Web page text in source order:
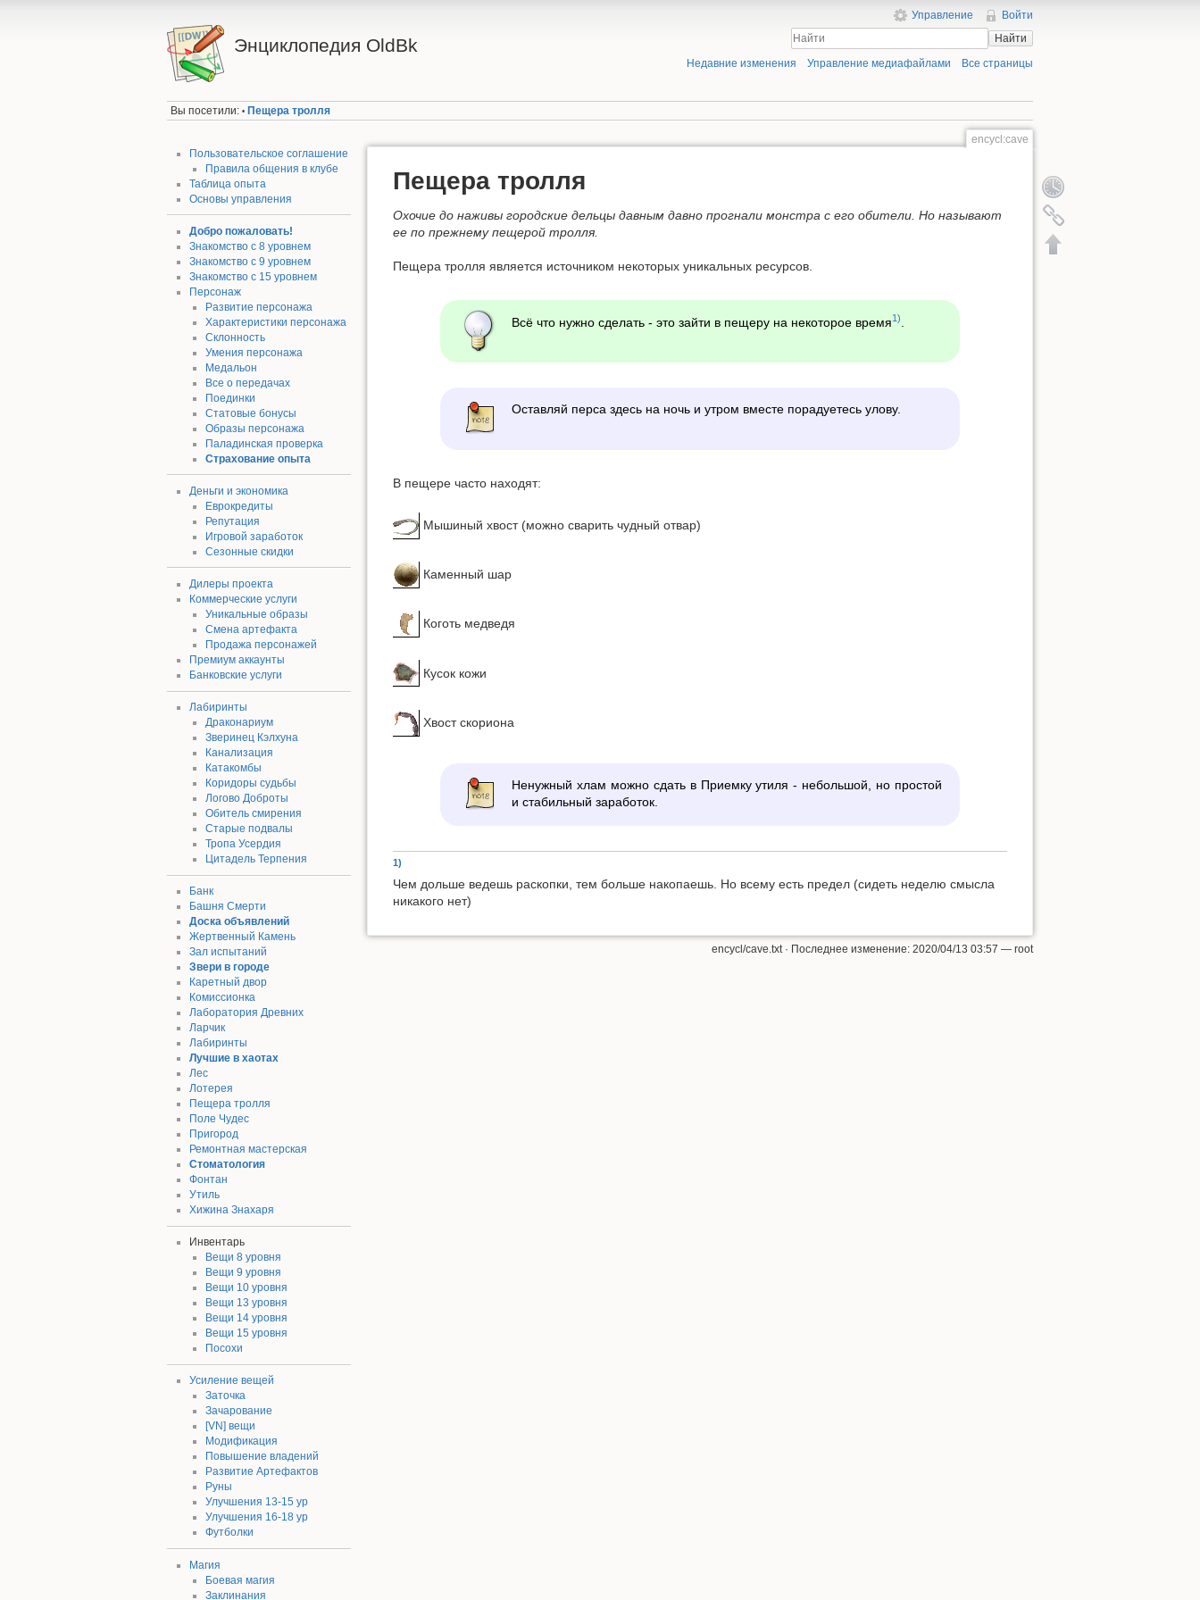
Энциклопедия OldBk
Управление
Войти
Найти
Недавние изменения Управление медиафайлами Все страницы
Вы посетили: • Пещера тролля
Пользовательское соглашение
Правила общения в клубе
Таблица опыта
Основы управления
Добро пожаловать!
Знакомство с 8 уровнем
Знакомство с 9 уровнем
Знакомство с 15 уровнем
Персонаж
Развитие персонажа
Характеристики персонажа
Склонность
Умения персонажа
Медальон
Все о передачах
Поединки
Статовые бонусы
Образы персонажа
Паладинская проверка
Страхование опыта
Деньги и экономика
Еврокредиты
Репутация
Игровой заработок
Сезонные скидки
Дилеры проекта
Коммерческие услуги
Уникальные образы
Смена артефакта
Продажа персонажей
Премиум аккаунты
Банковские услуги
Лабиринты
Драконариум
Зверинец Кэлхуна
Канализация
Катакомбы
Коридоры судьбы
Логово Доброты
Обитель смирения
Старые подвалы
Тропа Усердия
Цитадель Терпения
Банк
Башня Смерти
Доска объявлений
Жертвенный Камень
Зал испытаний
Звери в городе
Каретный двор
Комиссионка
Лаборатория Древних
Ларчик
Лабиринты
Лучшие в хаотах
Лес
Лотерея
Пещера тролля
Поле Чудес
Пригород
Ремонтная мастерская
Стоматология
Фонтан
Утиль
Хижина Знахаря
Инвентарь
Вещи 8 уровня
Вещи 9 уровня
Вещи 10 уровня
Вещи 13 уровня
Вещи 14 уровня
Вещи 15 уровня
Посохи
Усиление вещей
Заточка
Зачарование
[VN] вещи
Модификация
Повышение владений
Развитие Артефактов
Руны
Улучшения 13-15 ур
Улучшения 16-18 ур
Футболки
Магия
Боевая магия
Заклинания
encycl:cave
Пещера тролля
Охочие до наживы городские дельцы давным давно прогнали монстра с его обители. Но называют
ее по прежнему пещерой тролля.
Пещера тролля является источником некоторых уникальных ресурсов.
Всё что нужно сделать - это зайти в пещеру на некоторое время1)
Оставляй перса здесь на ночь и утром вместе порадуетесь улову.
В пещере часто находят:
Мышиный хвост (можно сварить чудный отвар)
Каменный шар
Коготь медведя
Кусок кожи
Хвост скориона
Ненужный хлам можно сдать в Приемку утиля - небольшой, но простой
и стабильный заработок.
1)
Чем дольше ведешь раскопки, тем больше накопаешь. Но всему есть предел (сидеть неделю смысла
никакого нет)
encycl/cave.txt· Последнее изменение: 2020/04/13 03:57 — root